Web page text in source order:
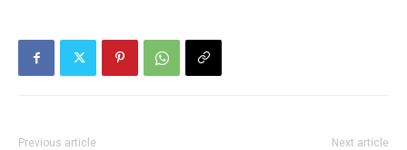
Previous article Next article